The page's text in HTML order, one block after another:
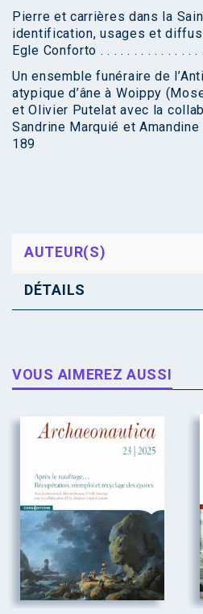
Pierre et carrières dans la
identification, usages et
Egle Conforto . . . . . . . . . . . . . . .
Un ensemble funéraire de
atypique d’âne à Woippy
et Olivier Putelat avec la
Sandrine Marquié et Amandine
189
AUTEUR(S)
DÉTAILS
VOUS AIMEREZ AUSSI